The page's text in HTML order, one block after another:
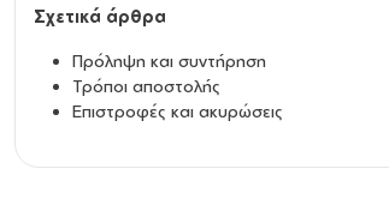
Σχετικά άρθρα
Πρόληψη και συντήρηση
Τρόποι αποστολής
Επιστροφές και ακυρώσεις